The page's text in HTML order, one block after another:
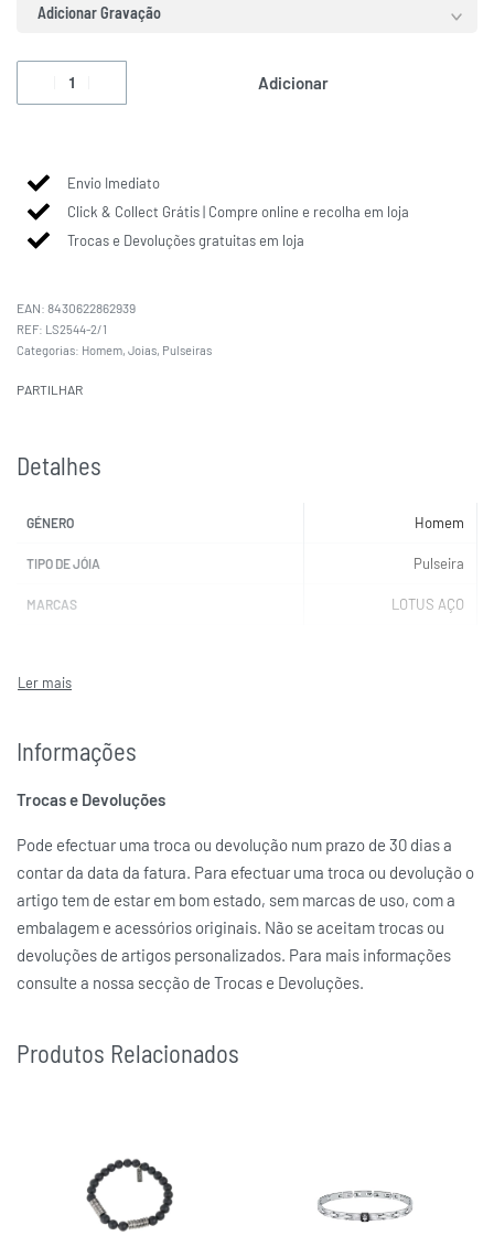
Adicionar Gravação
Adicionar
Envio Imediato
Click & Collect Grátis | Compre online e recolha em loja
Trocas e Devoluções gratuitas em loja
EAN: 8430622862939
LS2544-2/1
Categorias: Homem, Joias, Pulseiras
PARTILHAR
Detalhes
GÉNERO Homem
TIPO DE JÓIA Pulseira
MARCAS LOTUS AÇO
Informações
Trocas e Devoluções
Pode efectuar uma troca ou devolução num prazo de 30 dias a
contar da data da fatura. Para efectuar uma troca ou devolução o
artigo tem de estar em bom estado, sem marcas de uso, com a
embalagem e acessórios originais. Não se aceitam trocas ou
devoluções de artigos personalizados. Para mais informações
consulte a nossa secção de Trocas e Devoluções.
Produtos Relacionados